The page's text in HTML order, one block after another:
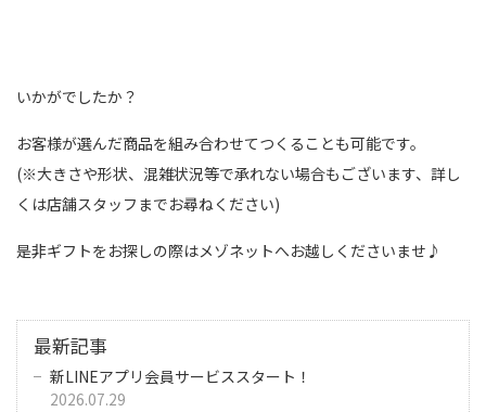
いかがでしたか？
お客様が選んだ商品を組み合わせてつくることも可能です。
(※大きさや形状、混雑状況等で承れない場合もございます、詳し
くは店舗スタッフまでお尋ねください)
是非ギフトをお探しの際はメゾネットへお越しくださいませ♪
最新記事
新LINEアプリ会員サービススタート！
2026.07.29